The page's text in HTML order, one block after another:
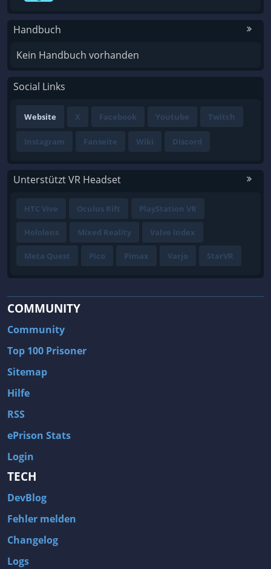
Handbuch
Kein Handbuch vorhanden
Social Links
Website X Facebook Youtube Twitch
Instagram Fanseite Wiki Discord
Unterstützt VR Headset
HTC Vive Oculus Rift PlayStation VR
Hololens Mixed Reality Valve Index
Meta Quest Pico Pimax Varjo StarVR
COMMUNITY
Community
Top 100 Prisoner
Sitemap
Hilfe
RSS
ePrison Stats
Login
TECH
DevBlog
Fehler melden
Changelog
Logs